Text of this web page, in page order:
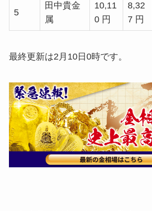
5
田中貴金
属
10,11
0 円
8,32
7 円
最終更新は2月10日0時です。